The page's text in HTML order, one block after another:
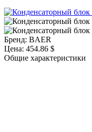
Бренд: BAER
Цена: 454.86 $
Общие характеристики